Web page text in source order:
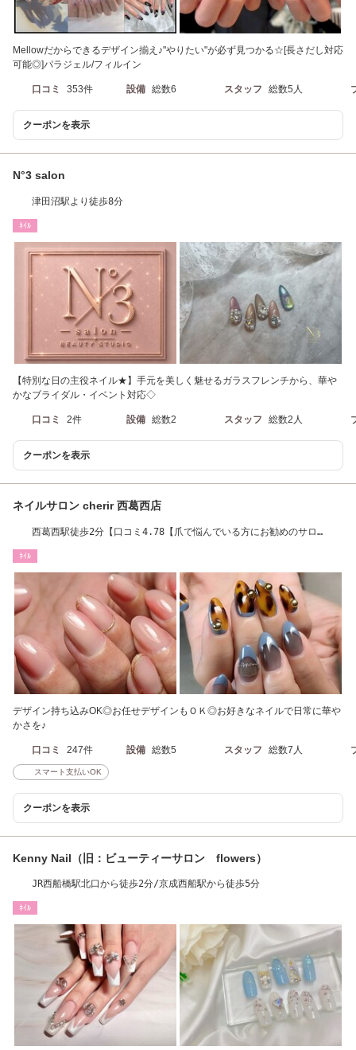
Mellowだからできるデザイン揃え♪"やりたい"が必ず見つかる☆[長さだし対応
可能◎]パラジェル/フィルイン
口コミ 353件 設備 総数6 スタッフ 総数5人
クーポンを表示
N°3 salon
津田沼駅より徒歩8分
ﾈｲﾙ
【特別な日の主役ネイル★】手元を美しく魅せるガラスフレンチから、華や
かなブライダル・イベント対応◇
口コミ 2件 設備 総数2 スタッフ 総数2人
クーポンを表示
ネイルサロン cherir 西葛西店
西葛西駅徒歩2分【口コミ4.78【爪で悩んでいる方にお勧めのサロ
ﾈｲﾙ
デザイン持ち込みOK◎お任せデザインもＯＫ◎お好きなネイルで日常に華や
かさを♪
口コミ 247件 設備 総数5 スタッフ 総数7人
スマート支払いOK
クーポンを表示
Kenny Nail（旧：ビューティーサロン flowers）
JR西船橋駅北口から徒歩2分/京成西船駅から徒歩5分
ﾈｲﾙ